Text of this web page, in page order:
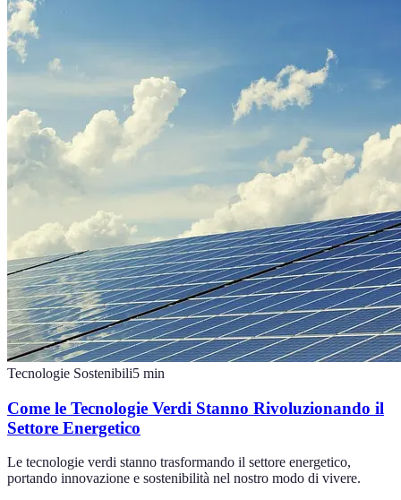
Tecnologie Sostenibili5 min
Come le Tecnologie Verdi Stanno Rivoluzionando il
Settore Energetico
Le tecnologie verdi stanno trasformando il settore energetico,
portando innovazione e sostenibilità nel nostro modo di vivere.